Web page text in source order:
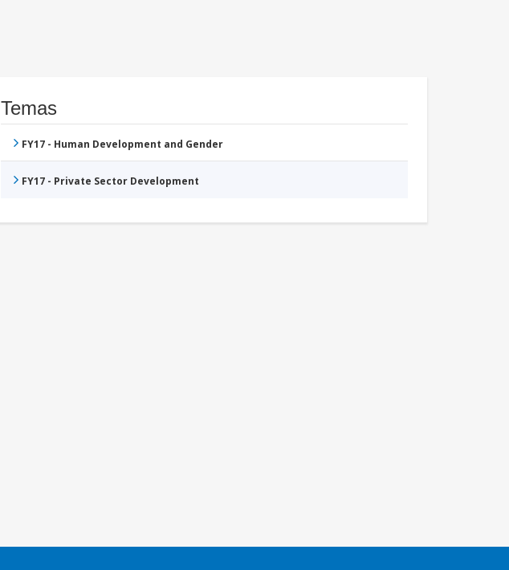
Temas
FY17 - Human Development and Gender
FY17 - Private Sector Development